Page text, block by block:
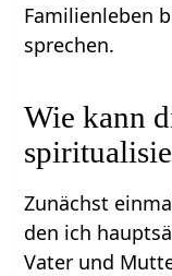
Familienleben
sprechen.
Wie kann
Zunächst
den ich
Vater und